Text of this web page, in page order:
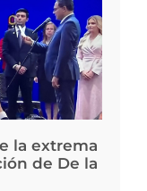
la extrema
de De la